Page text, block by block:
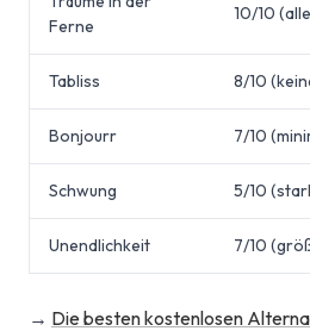
Ferne
10/10
Tabliss 8/10
Bonjourr 7/10
Schwung 5/10
Unendlichkeit 7/10
→ Die besten kostenlosen